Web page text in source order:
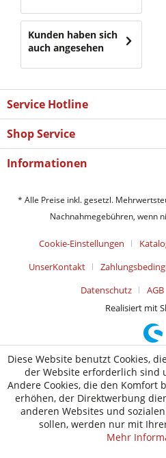
Kunden haben sich
auch angesehen
Service Hotline
Shop Service
Informationen
* Alle Preise inkl. gesetzl.
Nachnahmegebühren, wenn
Cookie-Einstellungen
UnserKontakt
Datenschutz
AGB
Realisiert mit
Diese Website benutzt Cookies,
der Website erforderlich sind
Andere Cookies, die den Komfort
erhöhen, der Direktwerbung
anderen Websites und
sollen, werden nur mit
Mehr